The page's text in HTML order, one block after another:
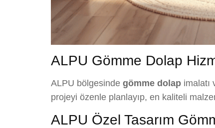
ALPU Gömme Dolap
ALPU bölgesinde gömme dolap imalatı
projeyi özenle planlayıp, en kaliteli
ALPU Özel Tasarım